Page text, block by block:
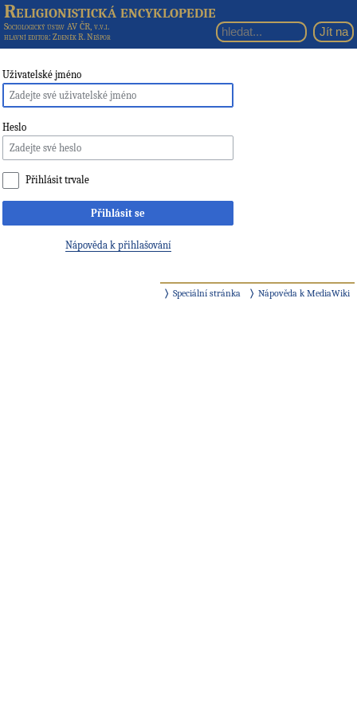
Religionistická encyklopedie
Sociologický ústav AV ČR, v.v.i.
hlavní editor: Zdeněk R. Nešpor
Uživatelské jméno
Heslo
Přihlásit trvale
Přihlásit se
Nápověda k přihlašování
Speciální stránka Nápověda k MediaWiki